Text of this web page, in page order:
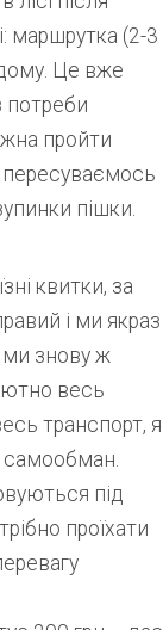
маршрутка (2-3
Це вже
потреби
пройти
пішки.
квитки, за
і ми якраз
ми знову ж
весь
транспорт, я
самообман.
під
проїхати